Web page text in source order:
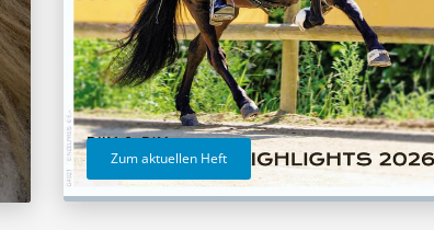
Zum aktuellen Heft